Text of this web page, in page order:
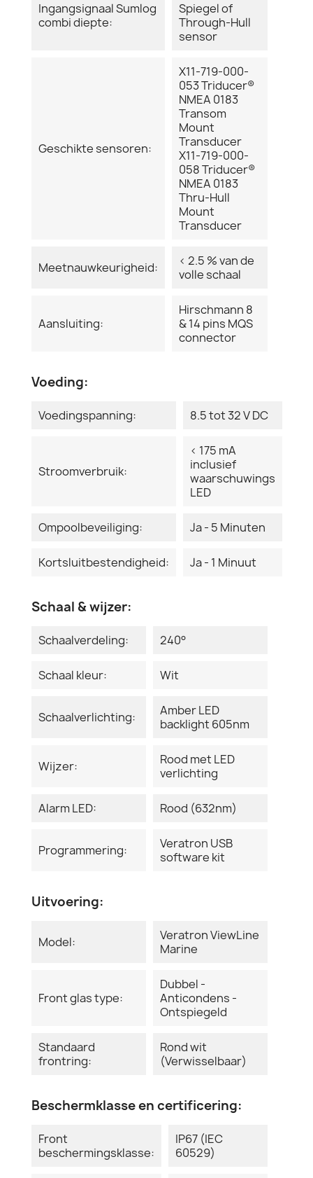
Ingangsignaal Sumlog
combi diepte:
Spiegel of
Through-Hull
sensor
Geschikte sensoren:
X11-719-000-
053 Triducer®
NMEA 0183
Transom
Mount
Transducer
X11-719-000-
058 Triducer®
NMEA 0183
Thru-Hull
Mount
Transducer
Meetnauwkeurigheid:
< 2.5 % van de
volle schaal
Aansluiting:
Hirschmann 8
& 14 pins MQS
connector
Voeding:
Voedingspanning: 8.5 tot 32 V DC
Stroomverbruik:
< 175 mA
inclusief
waarschuwings
LED
Ompoolbeveiliging: Ja - 5 Minuten
Kortsluitbestendigheid: Ja - 1 Minuut
Schaal & wijzer:
Schaalverdeling: 240°
Schaal kleur: Wit
Schaalverlichting:
Amber LED
backlight 605nm
Wijzer:
Rood met LED
verlichting
Alarm LED: Rood (632nm)
Programmering:
Veratron USB
software kit
Uitvoering:
Model:
Veratron ViewLine
Marine
Front glas type:
Dubbel -
Anticondens -
Ontspiegeld
Standaard
frontring:
Rond wit
(Verwisselbaar)
Beschermklasse en certificering:
Front
beschermingsklasse:
IP67 (IEC
60529)